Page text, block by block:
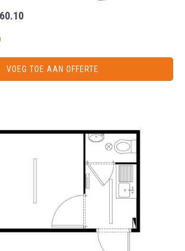
VOEG TOE AAN OFFERTE